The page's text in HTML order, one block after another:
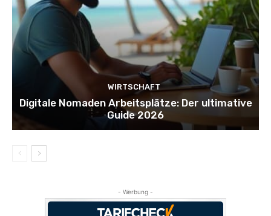
WIRTSCHAFT
Digitale Nomaden Arbeitsplätze: Der ultimative
Guide 2026
- Werbung -